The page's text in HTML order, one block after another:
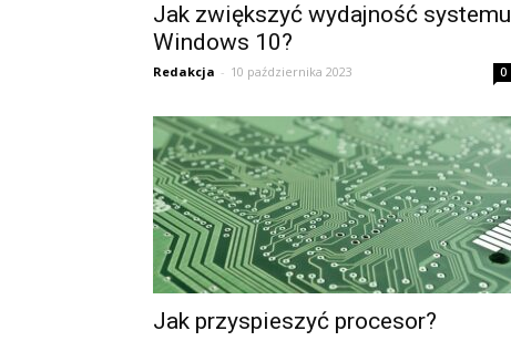
Jak zwiększyć wydajność systemu
Windows 10?
Redakcja - 10 października 2023 0
Jak przyspieszyć procesor?